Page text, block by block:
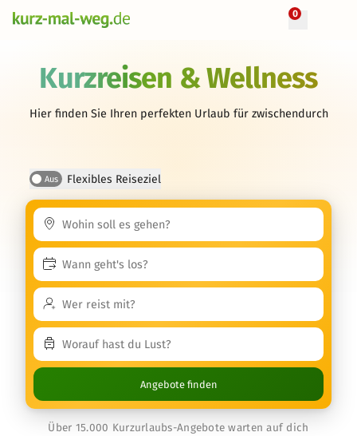
0
Kurzreisen & Wellness
Hier finden Sie Ihren perfekten Urlaub für zwischendurch
Aus Flexibles Reiseziel
Angebote finden
Über 15.000 Kurzurlaubs-Angebote warten auf dich